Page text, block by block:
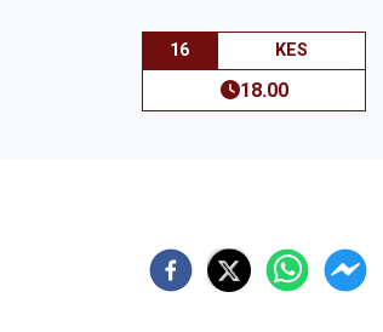
16 KES
18.00